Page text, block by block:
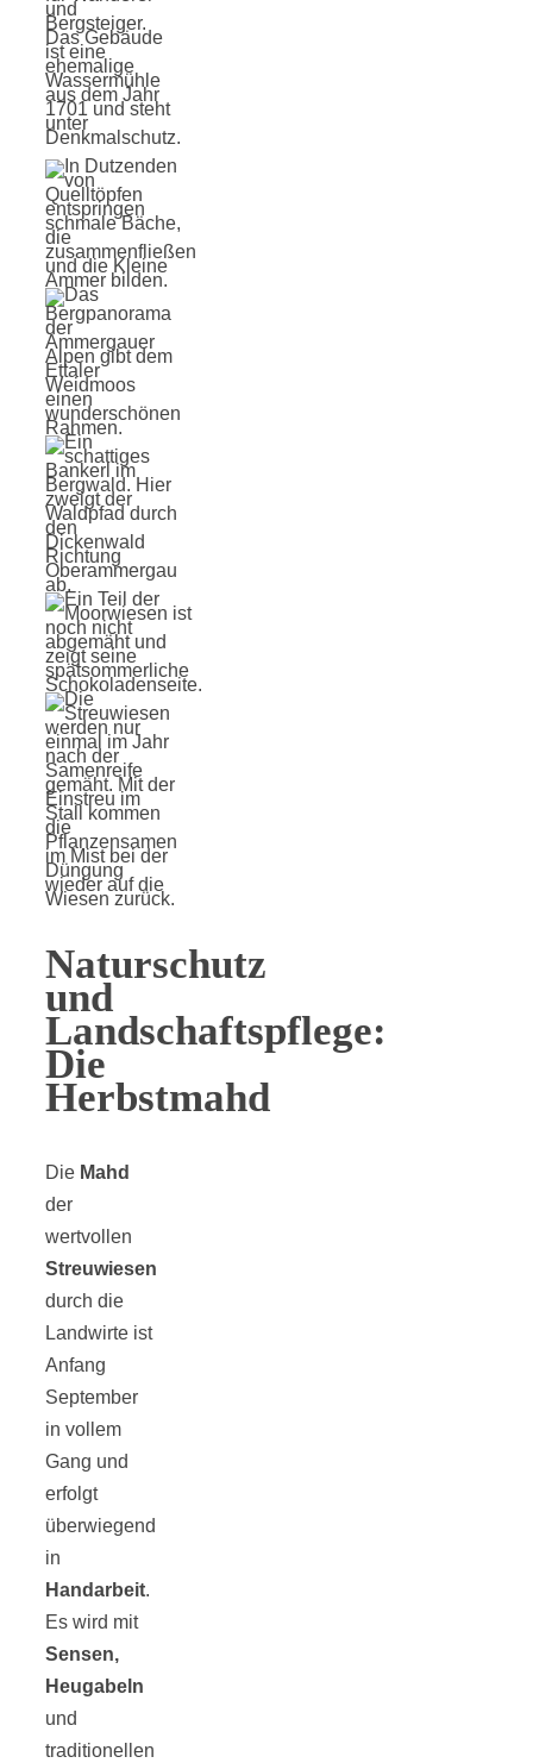
Naturschutz
und
Landschaftspflege:
Die
Herbstmahd
Die Mahd
der
wertvollen
Streuwiesen
durch die
Landwirte ist
Anfang
September
in vollem
Gang und
erfolgt
überwiegend
in
Handarbeit.
Es wird mit
Sensen,
Heugabeln
und
traditionellen